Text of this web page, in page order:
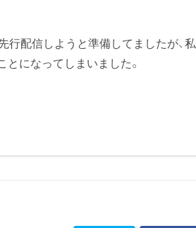
行配信しようと準備してましたが、私
になってしまいました。